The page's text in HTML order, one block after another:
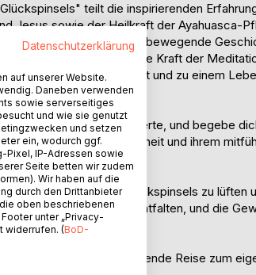
teilt die inspirierenden
Jesus sowie der Heilkraft der Ayahuasca-
verbindet. Sie erzählt ihre bewegende
Wachstum. Durch die Kraft der
des Alltags überwindest und zu einem
immer in dir schlummerte, und begebe
Apolgurus Silvias Weisheit und ihrem
Leben zu verankern.
des goldenen Glückspinsels zu lüften
Mut, dich selbst zu entfalten, und die
Eine inspirierende Reise zum
Datenschutzerklärung
auf unserer Website.
Daneben verwenden
sowie serverseitiges
und wie sie genutzt
und setzen
ein, wodurch ggf.
Pixel, IP-Adressen sowie
Seite betten wir zudem
Wir haben auf die
durch den Drittanbieter
oben beschriebenen
unter „Privacy-
widerrufen. (BoD-